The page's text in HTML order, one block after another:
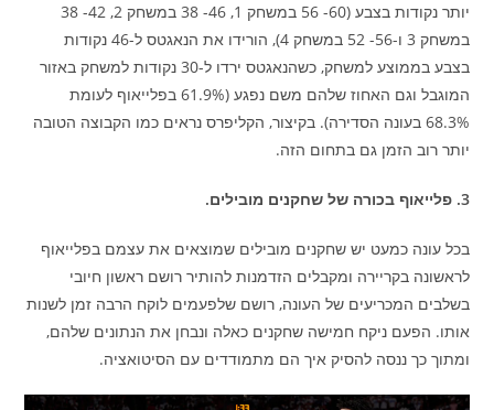
יותר נקודות בצבע (60- 56 במשחק 1, 46- 38 במשחק 2, 42- 38
במשחק 3 ו-56- 52 במשחק 4), הורידו את הנאגטס ל-46 נקודות
בצבע בממוצע למשחק, כשהנאגטס ירדו ל-30 נקודות למשחק באזור
המוגבל וגם האחוז שלהם משם נפגע (61.9% בפלייאוף לעומת
68.3% בעונה הסדירה). בקיצור, הקליפרס נראים כמו הקבוצה הטובה
יותר רוב הזמן גם בתחום הזה.
3. פלייאוף בכורה של שחקנים מובילים.
בכל עונה כמעט יש שחקנים מובילים שמוצאים את עצמם בפלייאוף
לראשונה בקריירה ומקבלים הזדמנות להותיר רושם ראשון חיובי
בשלבים המכריעים של העונה, רושם שלפעמים לוקח הרבה זמן לשנות
אותו. הפעם ניקח חמישה שחקנים כאלה ונבחן את הנתונים שלהם,
ומתוך כך ננסה להסיק איך הם מתמודדים עם הסיטואציה.